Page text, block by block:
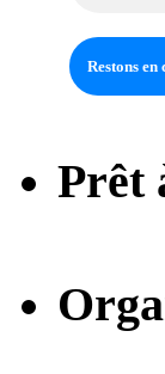
Prêt